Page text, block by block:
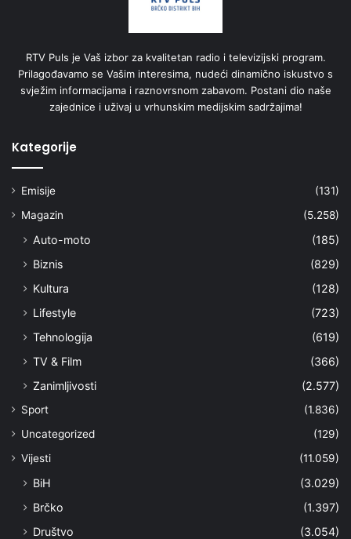
RTV Puls je Vaš izbor za kvalitetan radio i televizijski program.
Prilagođavamo se Vašim interesima, nudeći dinamično iskustvo s
svježim informacijama i raznovrsnom zabavom. Postani dio naše
zajednice i uživaj u vrhunskim medijskim sadržajima!
Kategorije
Emisije
(131)
Magazin
(5.258)
Auto-moto
(185)
Biznis
(829)
Kultura
(128)
Lifestyle
(723)
Tehnologija
(619)
TV & Film
(366)
Zanimljivosti
(2.577)
Sport
(1.836)
Uncategorized
(129)
Vijesti
(11.059)
BiH
(3.029)
Brčko
(1.397)
Društvo
(3.054)